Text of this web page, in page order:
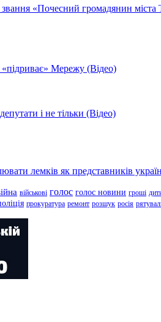
«Почесний громадянин міста
Мережу (Відео)
і не тільки (Відео)
лемків як представників
військові голос голос новини гроші
прокуратура ремонт розшук росія